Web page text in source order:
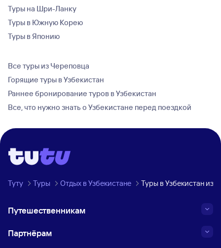
Туры на Шри-Ланку
Туры в Южную Корею
Туры в Японию
Все туры из Череповца
Горящие туры в Узбекистан
Раннее бронирование туров в Узбекистан
Все, что нужно знать о Узбекистане перед поездкой
Туту Туры Отдых в Узбекистане Туры в Узбекистан из
Путешественникам
Партнёрам